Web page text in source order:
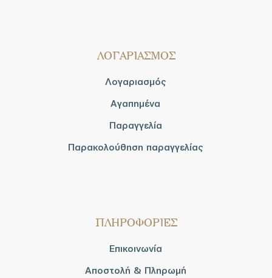
ΛΟΓΑΡΙΑΣΜΟΣ
Λογαριασμός
Αγαπημένα
Παραγγελία
Παρακολούθηση παραγγελίας
ΠΛΗΡΟΦΟΡΙΕΣ
Επικοινωνία
Αποστολή & Πληρωμή